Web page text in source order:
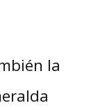
la